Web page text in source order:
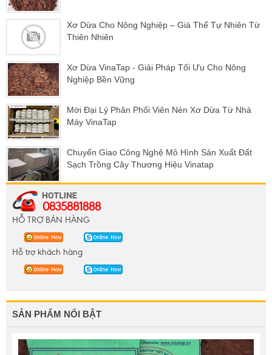
Xơ Dừa Cho Nông Nghiệp – Giá Thể Tự Nhiên Từ
Thiên Nhiên
Xơ Dừa VinaTap - Giải Pháp Tối Ưu Cho Nông
Nghiệp Bền Vững
Mời Đại Lý Phân Phối Viên Nén Xơ Dừa Từ Nhà
Máy VinaTap
Chuyển Giao Công Nghệ Mô Hình Sản Xuất Đất
Sạch Trồng Cây Thương Hiệu Vinatap
0835881888
HỖ TRỢ BÁN HÀNG
Hỗ trợ khách hàng
SẢN PHẨM NỔI BẬT